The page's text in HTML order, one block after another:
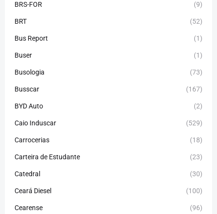
BRS-FOR (9)
BRT (52)
Bus Report (1)
Buser (1)
Busologia (73)
Busscar (167)
BYD Auto (2)
Caio Induscar (529)
Carrocerias (18)
Carteira de Estudante (23)
Catedral (30)
Ceará Diesel (100)
Cearense (96)